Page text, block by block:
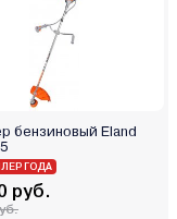
бензиновый Eland
ГОДА
руб.